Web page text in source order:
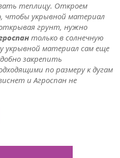
теплицу. Откроем
чтобы укрывной материал
грунт, нужно
только в солнечную
укрывной материал сам еще
закрепить
по размеру к дугам
и Агроспан не